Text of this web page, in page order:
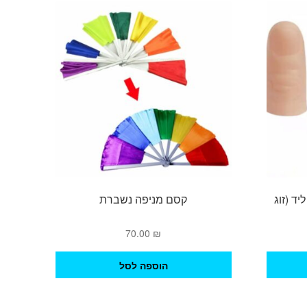
(זוג
קסם מניפה נשברת
70.00 ₪
הוספה לסל